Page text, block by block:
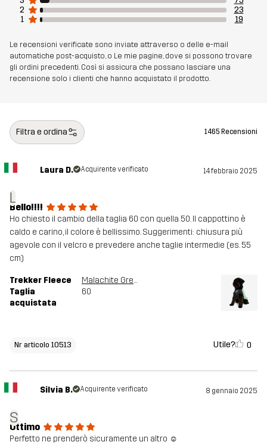
articolo
2
23
1
19
Le recensioni verificate sono inviate attraverso o delle e-mail
automatiche post-acquisto, o Le mie pagine, dove si possono trovare
gli ordini precedenti. Così si assicura che possano lasciare una
recensione solo i clienti che hanno acquistato il prodotto.
Filtra e ordina 1465 Recensioni
L
Laura D. Acquirente verificato 14 febbraio 2025
Bello!!!!
Ho chiesto il cambio della taglia 60 con quella 50. Il cappottino è
caldo e carino, il colore è bellissimo. Suggerimenti: chiusura più
agevole con il velcro e prevedere anche taglie intermedie (es. 55
cm)
Trekker Fleece
Malachite Green
Taglia
acquistata
60
Nr articolo 10513 Utile? 0
S
Silvia B. Acquirente verificato 8 gennaio 2025
Ottimo
Perfetto ne prenderò sicuramente un altro ☺️